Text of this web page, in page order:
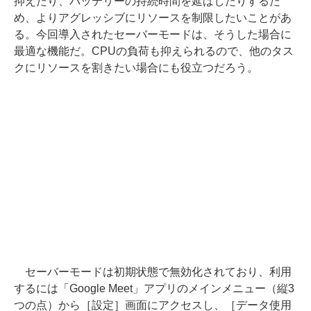
め、よりアグレッシブにリソースを制限したいことがあ
る。今回導入されたセーバーモードは、そうした場合に
最適な機能だ。CPUの負荷も抑えられるので、他のタス
クにリソースを割きたい場合にも役立つだろう。
セーバーモードは初期状態で無効化されており、利用
するには「Google Meet」アプリのメインメニュー（縦3
つの点）から［設定］画面にアクセスし、［データ使用